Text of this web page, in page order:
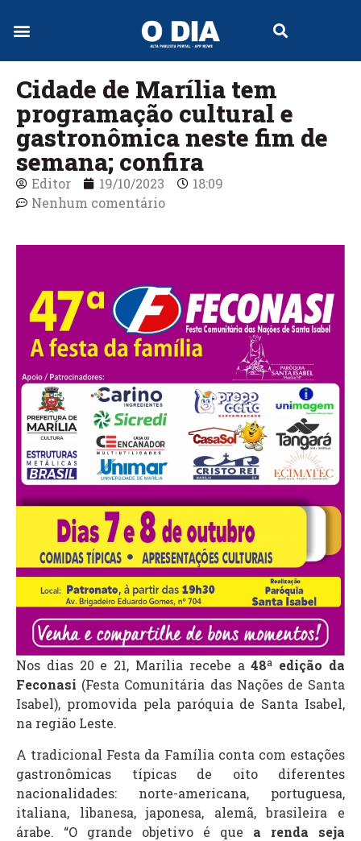
Cidade de Marília tem
programação cultural e
gastronômica neste fim de
semana; confira
Editor 19/10/2023
18:09
Nenhum comentário
Nos dias 20 e 21, Marília recebe a48ª edição da
Feconasi (Festa Comunitária das Nações de Santa
Isabel), promovida pela paróquia de Santa Isabel,
na região Leste.
A tradicional Festa da Família conta com estações
gastronômicas típicas de oito diferentes
nacionalidades: norte-americana, portuguesa,
italiana, libanesa, japonesa, alemã, brasileira e
árabe. “O grande objetivo é que a renda seja